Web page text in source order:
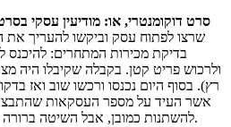
סרט דוקומנטרי, או: מודיעין עסקי
שרצו לפתוח עסק וביקשו להעריך
בדיקת מכירות המתחרים:
ולרכוש פריט קטן. בקבלה שקיבלו היה
רץ). בסוף היום נכנסו ורכשו שוב ואז
אשר העיד על מספר העסקאות
להשתנות כמובן, אבל השיטה ברורה – לגייס הרבה סבלנות ולהתבונן.